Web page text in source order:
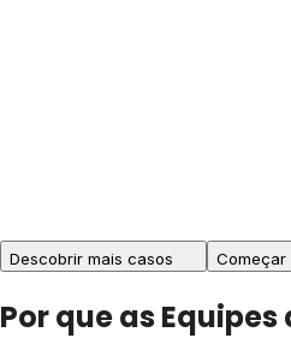
Descobrir mais casos Começar
Por que as Equipes